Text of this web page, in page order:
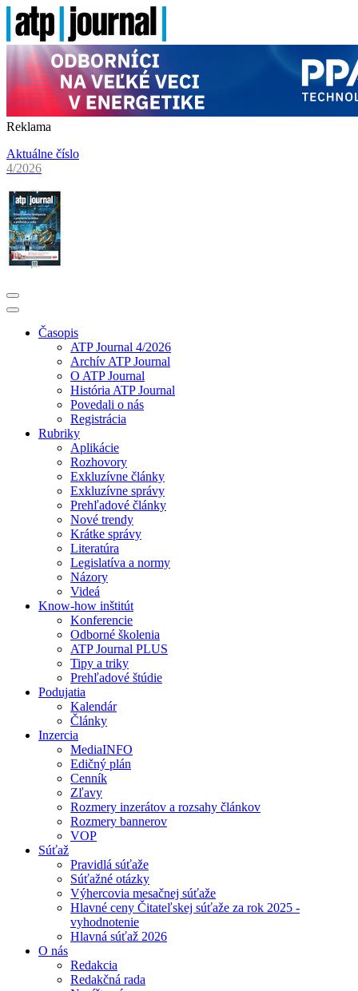
Reklama
Aktuálne číslo
4/2026
Časopis
ATP Journal 4/2026
Archív ATP Journal
O ATP Journal
História ATP Journal
Povedali o nás
Registrácia
Rubriky
Aplikácie
Rozhovory
Exkluzívne články
Exkluzívne správy
Prehľadové články
Nové trendy
Krátke správy
Literatúra
Legislatíva a normy
Názory
Videá
Know-how inštitút
Konferencie
Odborné školenia
ATP Journal PLUS
Tipy a triky
Prehľadové štúdie
Podujatia
Kalendár
Články
Inzercia
MediaINFO
Edičný plán
Cenník
Zľavy
Rozmery inzerátov a rozsahy článkov
Rozmery bannerov
VOP
Súťaž
Pravidlá súťaže
Súťažné otázky
Výhercovia mesačnej súťaže
Hlavné ceny Čitateľskej súťaže za rok 2025 -
vyhodnotenie
Hlavná súťaž 2026
O nás
Redakcia
Redakčná rada